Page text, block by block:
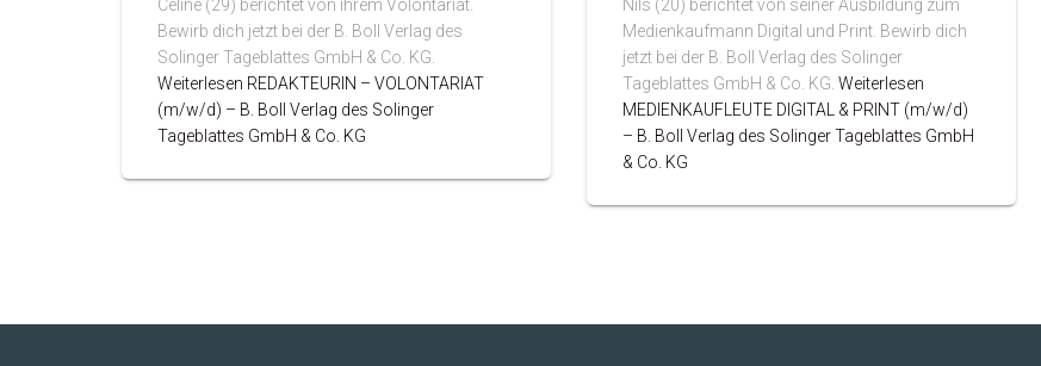
Celine (29) berichtet von ihrem Volontariat.
Bewirb dich jetzt bei der B. Boll Verlag des
Solinger Tageblattes GmbH & Co. KG.
Weiterlesen REDAKTEURIN – VOLONTARIAT
(m/w/d) – B. Boll Verlag des Solinger
Tageblattes GmbH & Co. KG
Nils (20) berichtet von seiner Ausbildung zum
Medienkaufmann Digital und Print. Bewirb dich
jetzt bei der B. Boll Verlag des Solinger
Tageblattes GmbH & Co. KG. Weiterlesen
MEDIENKAUFLEUTE DIGITAL & PRINT (m/w/d)
– B. Boll Verlag des Solinger Tageblattes GmbH
& Co. KG